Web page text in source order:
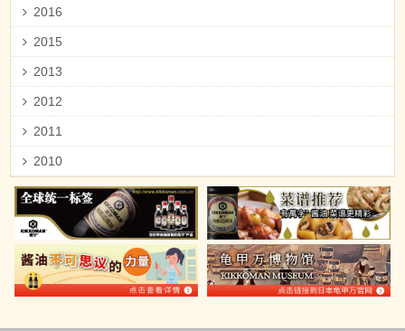
2016
2015
2013
2012
2011
2010